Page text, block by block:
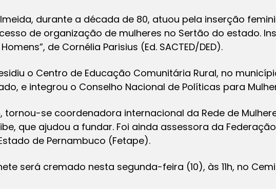
durante a década de 80, atuou pela inserção
de organização de mulheres no Sertão do estado.
de Cornélia Parisius (Ed. SACTED/DED).
o Centro de Educação Comunitária Rural, no
e integrou o Conselho Nacional de Políticas para
tornou-se coordenadora internacional da Rede de
que ajudou a fundar. Foi ainda assessora da
de Pernambuco (Fetape).
será cremado nesta segunda-feira (10), às 11h, no